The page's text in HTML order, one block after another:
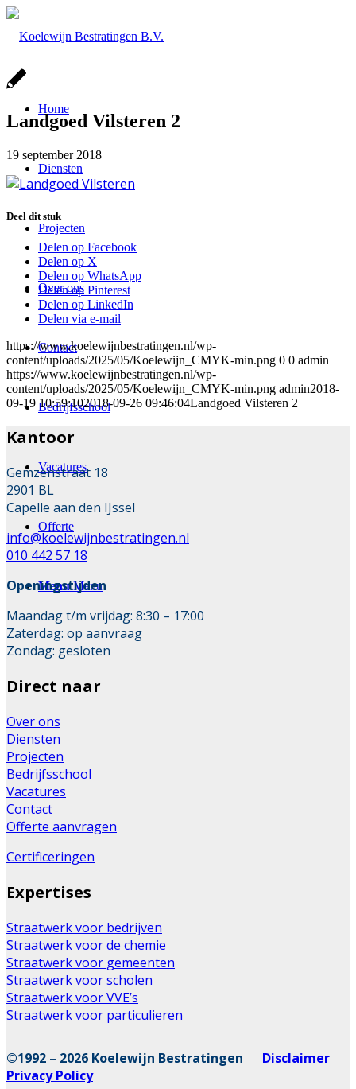
Home
Diensten
Projecten
Over ons
Contact
Bedrijfsschool
Vacatures
Offerte
Menu Menu
Landgoed Vilsteren 2
19 september 2018
Deel dit stuk
Delen op Facebook
Delen op X
Delen op WhatsApp
Delen op Pinterest
Delen op LinkedIn
Delen via e-mail
https://www.koelewijnbestratingen.nl/wp-
content/uploads/2025/05/Koelewijn_CMYK-min.png 0 0 admin
https://www.koelewijnbestratingen.nl/wp-
content/uploads/2025/05/Koelewijn_CMYK-min.png admin2018-
09-19 10:59:102018-09-26 09:46:04Landgoed Vilsteren 2
Kantoor
Gemzenstraat 18
2901 BL
Capelle aan den IJssel
info@koelewijnbestratingen.nl
010 442 57 18
Openingstijden
Maandag t/m vrijdag: 8:30 – 17:00
Zaterdag: op aanvraag
Zondag: gesloten
Direct naar
Over ons
Diensten
Projecten
Bedrijfsschool
Vacatures
Contact
Offerte aanvragen
Certificeringen
Expertises
Straatwerk voor bedrijven
Straatwerk voor de chemie
Straatwerk voor gemeenten
Straatwerk voor scholen
Straatwerk voor VVE’s
Straatwerk voor particulieren
©1992 – 2026 Koelewijn Bestratingen Disclaimer
Privacy Policy